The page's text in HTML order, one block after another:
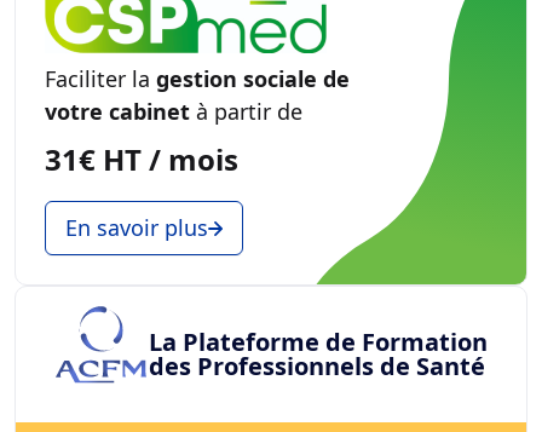
Faciliter la gestion sociale de
votre cabinet à partir de
31€ HT / mois
En savoir plus
La Plateforme de Formation
des Professionnels de Santé